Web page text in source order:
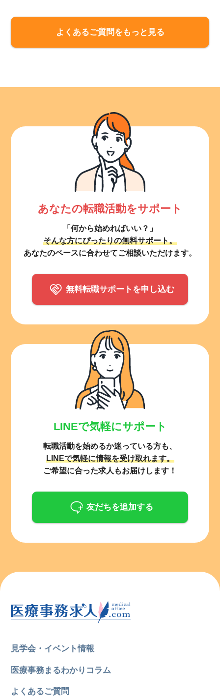
よくあるご質問をもっと見る
あなたの転職活動をサポート
「何から始めればいい？」
そんな方にぴったりの無料サポート。
あなたのペースに合わせてご相談いただけます。
無料転職サポートを申し込む
LINEで気軽にサポート
転職活動を始めるか迷っている方も、
LINEで気軽に情報を受け取れます。
ご希望に合った求人もお届けします！
友だちを追加する
見学会・イベント情報
医療事務まるわかりコラム
よくあるご質問